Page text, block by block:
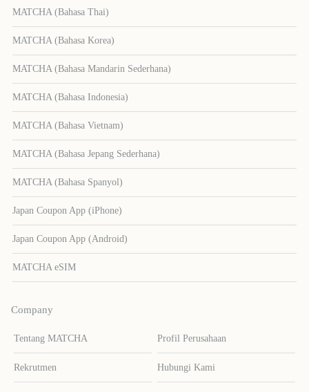
MATCHA (Bahasa Thai)
MATCHA (Bahasa Korea)
MATCHA (Bahasa Mandarin Sederhana)
MATCHA (Bahasa Indonesia)
MATCHA (Bahasa Vietnam)
MATCHA (Bahasa Jepang Sederhana)
MATCHA (Bahasa Spanyol)
Japan Coupon App (iPhone)
Japan Coupon App (Android)
MATCHA eSIM
Company
Tentang MATCHA Profil Perusahaan
Rekrutmen Hubungi Kami